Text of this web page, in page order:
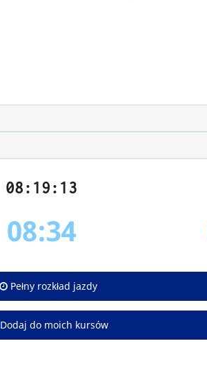
08:19:13
08:34
Pełny rozkład jazdy
Dodaj do moich kursów